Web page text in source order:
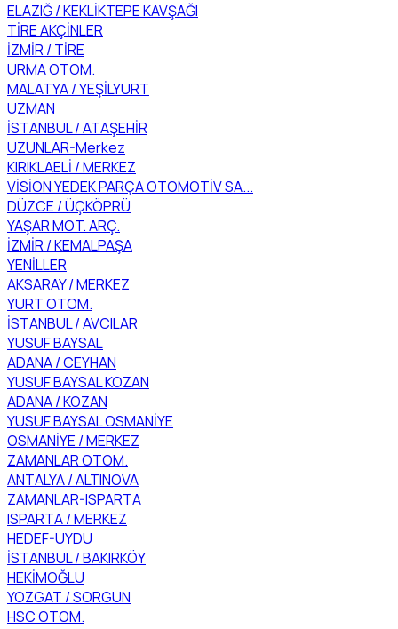
ELAZIĞ / KEKLİKTEPE KAVŞAĞI
TİRE AKÇİNLER
İZMİR / TİRE
URMA OTOM.
MALATYA / YEŞİLYURT
UZMAN
İSTANBUL / ATAŞEHİR
UZUNLAR-Merkez
KIRIKLAELİ / MERKEZ
VİSİON YEDEK PARÇA OTOMOTİV SA...
DÜZCE / ÜÇKÖPRÜ
YAŞAR MOT. ARÇ.
İZMİR / KEMALPAŞA
YENİLLER
AKSARAY / MERKEZ
YURT OTOM.
İSTANBUL / AVCILAR
YUSUF BAYSAL
ADANA / CEYHAN
YUSUF BAYSAL KOZAN
ADANA / KOZAN
YUSUF BAYSAL OSMANİYE
OSMANİYE / MERKEZ
ZAMANLAR OTOM.
ANTALYA / ALTINOVA
ZAMANLAR-ISPARTA
ISPARTA / MERKEZ
HEDEF-UYDU
İSTANBUL / BAKIRKÖY
HEKİMOĞLU
YOZGAT / SORGUN
HSC OTOM.